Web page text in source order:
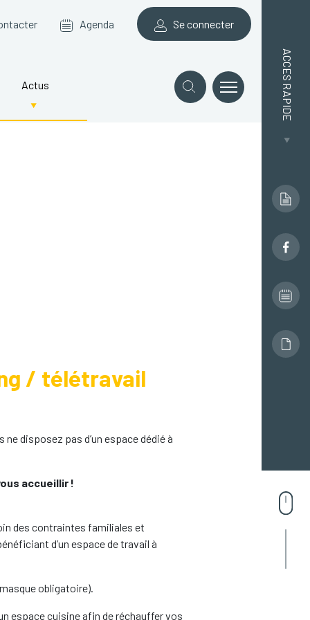
Agenda Se connecter
Actus ACCES RAPIDE
/ télétravail
disposez pas d’un espace dédié à
accueillir !
des contraintes familiales et
d’un espace de travail à
obligatoire).
espace cuisine afin de réchauffer vos